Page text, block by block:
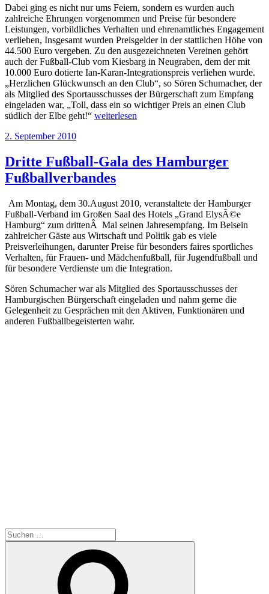
Dabei ging es nicht nur ums Feiern, sondern es wurden auch
zahlreiche Ehrungen vorgenommen und Preise für besondere
Leistungen, vorbildliches Verhalten und ehrenamtliches Engagement
verliehen, Insgesamt wurden Preisgelder in der stattlichen Höhe von
44.500 Euro vergeben. Zu den ausgezeichneten Vereinen gehört
auch der Fußball-Club vom Kiesbarg in Neugraben, dem der mit
10.000 Euro dotierte Ian-Karan-Integrationspreis verliehen wurde.
„Herzlichen Glückwunsch an den Club“, so Sören Schumacher, der
als Mitglied des Sportausschusses der Bürgerschaft zum Empfang
eingeladen war, „Toll, dass ein so wichtiger Preis an einen Club
südlich der Elbe geht!“ „Jahresempfang
Fußball-
Verbandes“
weiterlesen
Veröffentlicht
2. September 2010
Dritte Fußball-Gala des Hamburger
Fußballverbandes
Am Montag, dem 30.August 2010, veranstaltete der Hamburger
Fußball-Verband im Großen Saal des Hotels „Grand ElysÃ©e
Hamburg“ zum drittenÂ Mal seinen Jahresempfang. Im Beisein
zahlreicher Gäste aus Wirtschaft und Politik gab es viele
Preisverleihungen, darunter Preise für besonders faires sportliches
Verhalten, für Frauen- und Mädchenfußball, für Jugendfußball und
für besondere Verdienste um die Integration.
Sören Schumacher war als Mitglied des Sportausschusses der
Hamburgischen Bürgerschaft eingeladen und nahm gerne die
Gelegenheit zu Gesprächen mit den Aktiven, Funktionären und
anderen Fußballbegeisterten wahr.
Suchen
nach: